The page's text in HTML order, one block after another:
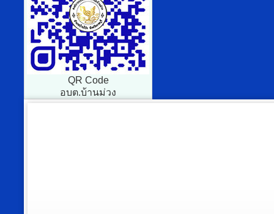
QR Code
อบต.บ้านม่วง